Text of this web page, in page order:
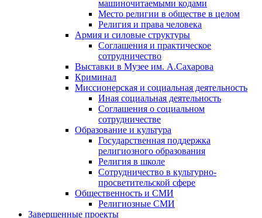
машиночитаемыми кодами
Место религии в обществе в целом
Религия и права человека
Армия и силовые структуры
Соглашения и практическое
сотрудничество
Выставки в Музее им. А.Сахарова
Криминал
Миссионерская и социальная деятельность
Иная социальная деятельность
Соглашения о социальном
сотрудничестве
Образование и культура
Государственная поддержка
религиозного образования
Религия в школе
Сотрудничество в культурно-
просветительской сфере
Общественность и СМИ
Религиозные СМИ
Завершенные проекты